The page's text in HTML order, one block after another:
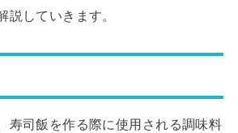
説していきます。
寿司飯を作る際に使用される調味料